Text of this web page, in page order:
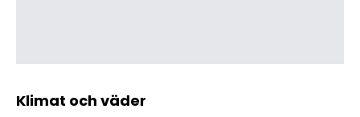
Klimat och väder